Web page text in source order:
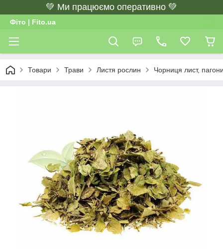
💚 Ми працюємо оперативно 💚
Фіто | Fito.ua
Товари Трави Листя рослин Чорниця лист,